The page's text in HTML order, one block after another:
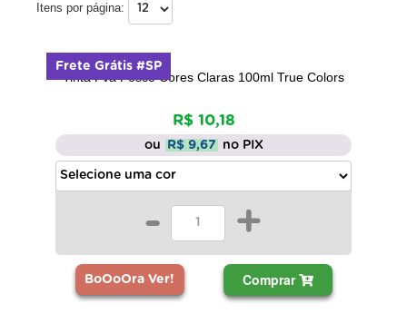
Itens por página:
Tinta Pva Fosco Cores Claras 100ml True Colors
R$ 10,18
ou R$ 9,67 no PIX
- +
BoOoOra Ver! Comprar
Frete Grátis #SP